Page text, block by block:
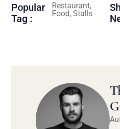
Popular
Tag :
Restaurant,
Food, Stalls